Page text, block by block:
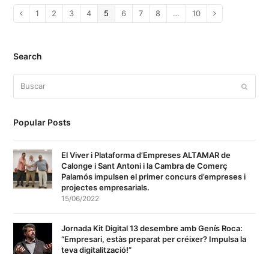
Anterior
Page
1 Page
2 Page
3 Page
4 Page
5 Page
6 Page
7 Page
8 … Page
10
Search
Popular Posts
El Viver i Plataforma d’Empreses ALTAMAR de
Calonge i Sant Antoni i la Cambra de Comerç
Palamós impulsen el primer concurs d’empreses i
projectes empresarials.
15/06/2022
Jornada Kit Digital 13 desembre amb Genís Roca:
“Empresari, estàs preparat per créixer? Impulsa la
teva digitalització!”